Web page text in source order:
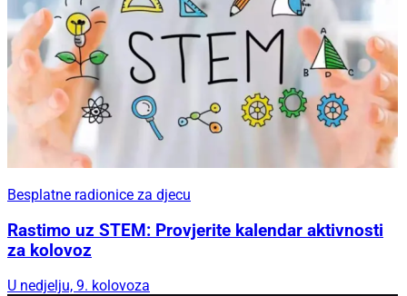
Besplatne radionice za djecu
Rastimo uz STEM: Provjerite kalendar aktivnosti
za kolovoz
U nedjelju, 9. kolovoza